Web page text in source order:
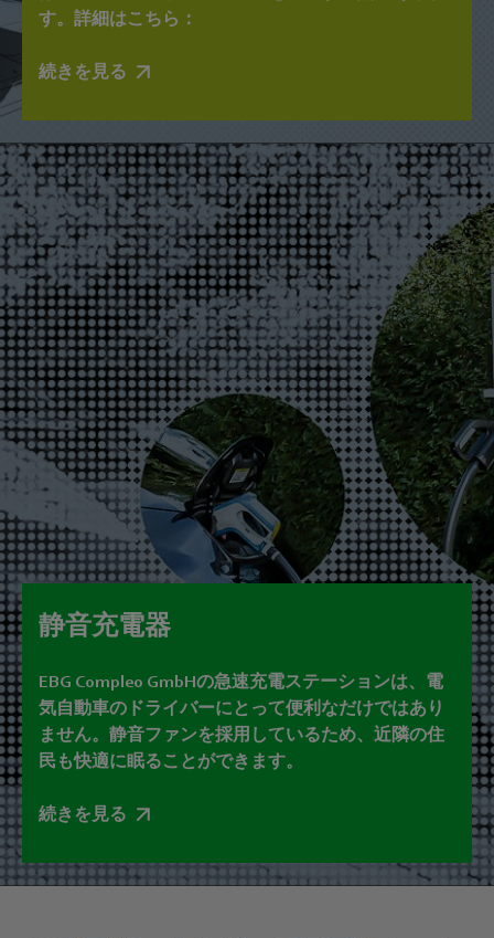
す。詳細はこちら：
続きを見る
静音充電器
EBG Compleo GmbHの急速充電ステーションは、電
気自動車のドライバーにとって便利なだけではあり
ません。静音ファンを採用しているため、近隣の住
民も快適に眠ることができます。
続きを見る